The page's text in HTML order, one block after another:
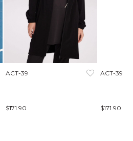
ACT-39
$171.90
ACT-39
$171.90